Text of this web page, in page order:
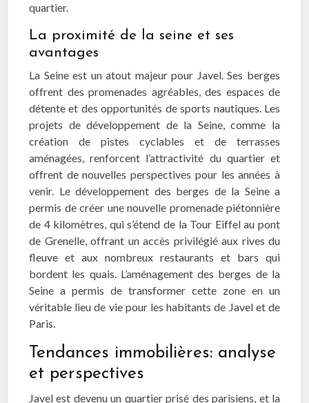
quartier.
La proximité de la seine et ses
avantages
La Seine est un atout majeur pour Javel. Ses berges
offrent des promenades agréables, des espaces de
détente et des opportunités de sports nautiques. Les
projets de développement de la Seine, comme la
création de pistes cyclables et de terrasses
aménagées, renforcent l’attractivité du quartier et
offrent de nouvelles perspectives pour les années à
venir. Le développement des berges de la Seine a
permis de créer une nouvelle promenade piétonnière
de 4 kilomètres, qui s’étend de la Tour Eiffel au pont
de Grenelle, offrant un accès privilégié aux rives du
fleuve et aux nombreux restaurants et bars qui
bordent les quais. L’aménagement des berges de la
Seine a permis de transformer cette zone en un
véritable lieu de vie pour les habitants de Javel et de
Paris.
Tendances immobilières: analyse
et perspectives
Javel est devenu un quartier prisé des parisiens, et la